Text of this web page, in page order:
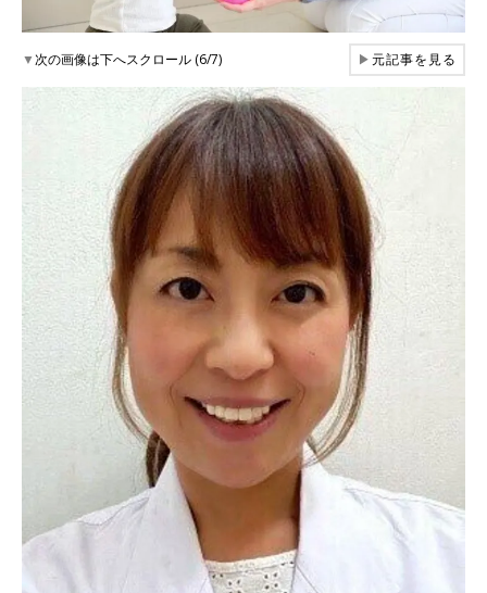
▼次の画像は下へスクロール (6/7) ▶元記事を見る